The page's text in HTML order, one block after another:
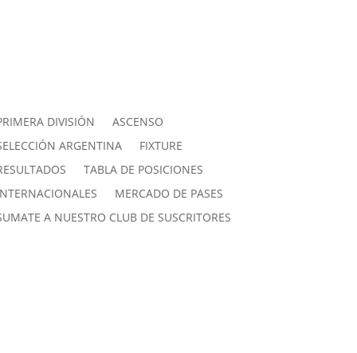
DIVISIÓN
ASCENSO
ARGENTINA
FIXTURE
TABLA DE POSICIONES
MERCADO DE PASES
A NUESTRO CLUB DE SUSCRITORES